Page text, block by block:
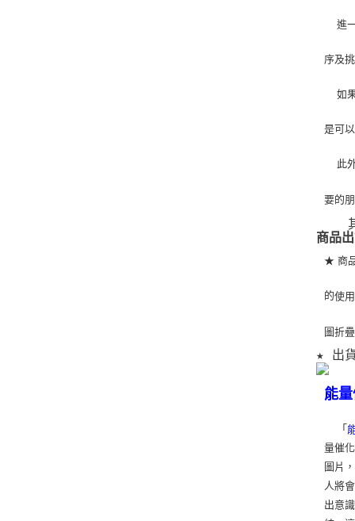
序及
是可
要的
商品
★ 商
的使
圖折
★ 出
能
「
量催
圖片
人將
出意